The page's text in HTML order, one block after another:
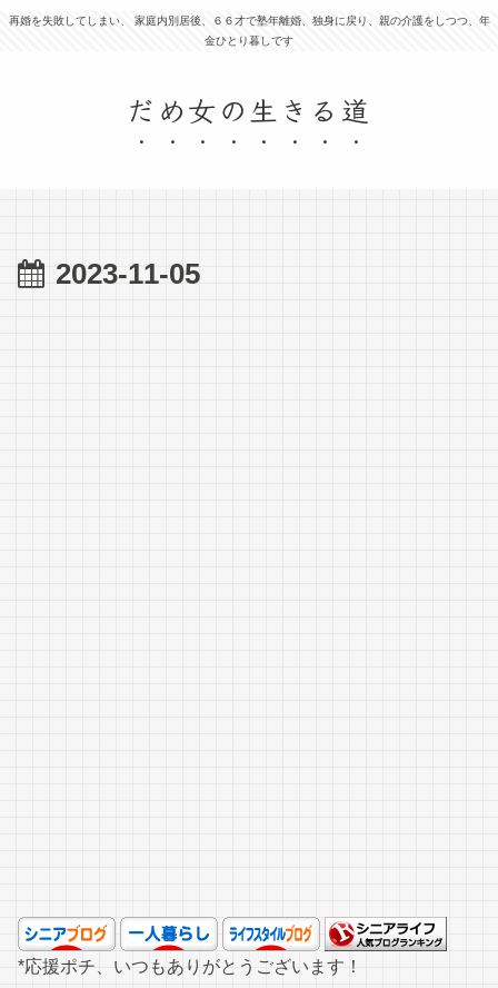
再婚を失敗してしまい、 家庭内別居後、６６才で塾年離婚、独身に戻り、親の介護をしつつ、年
金ひとり暮しです
だめ女の生きる道
2023-11-05
*応援ポチ、いつもありがとうございます！